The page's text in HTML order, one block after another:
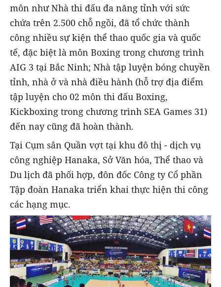
môn như Nhà thi đấu đa năng tỉnh với sức
chứa trên 2.500 chỗ ngồi, đã tổ chức thành
công nhiều sự kiện thể thao quốc gia và quốc
tế, đặc biệt là môn Boxing trong chương trình
AIG 3 tại Bắc Ninh; Nhà tập luyện bóng chuyền
tỉnh, nhà ở và nhà điều hành (hỗ trợ địa điểm
tập luyện cho 02 môn thi đấu Boxing,
Kickboxing trong chương trình SEA Games 31)
đến nay cũng đã hoàn thành.
Tại Cụm sân Quần vợt tại khu đô thị - dịch vụ
công nghiệp Hanaka, Sở Văn hóa, Thể thao và
Du lịch đã phối hợp, đôn đốc Công ty Cổ phần
Tập đoàn Hanaka triển khai thực hiện thi công
các hạng mục.